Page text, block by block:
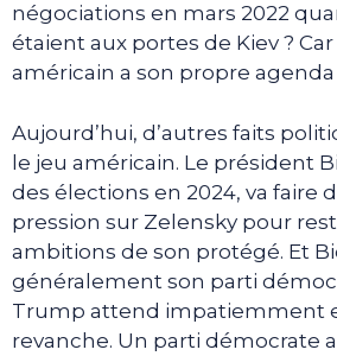
négociations en mars 2022
étaient aux portes de Kiev ?
américain a son propre
Aujourd’hui, d’autres faits
le jeu américain. Le président
des élections en 2024, va faire
pression sur Zelensky pour
ambitions de son protégé. Et
généralement son parti
Trump attend impatiemment
revanche. Un parti démocrate